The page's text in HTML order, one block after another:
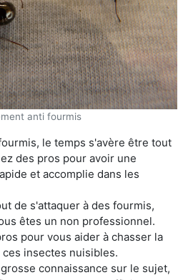
anti fourmis
le temps s'avère être tout
des pros pour avoir une
et accomplie dans les
de s'attaquer à des fourmis,
êtes un non professionnel.
pour vous aider à chasser la
insectes nuisibles.
connaissance sur le sujet,